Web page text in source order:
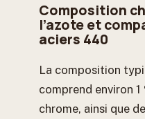
Composition
l’azote et
aciers 440
La composition
comprend environ
chrome, ainsi que